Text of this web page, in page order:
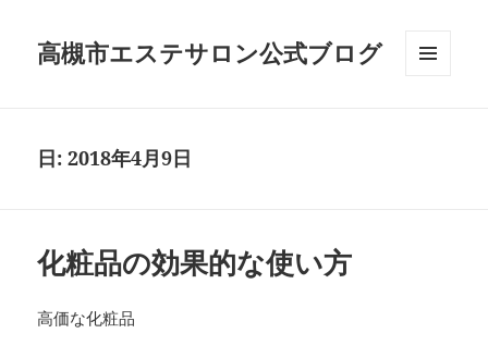
高槻市エステサロン公式ブログ
日:2018年4月9日
化粧品の効果的な使い方
高価な化粧品